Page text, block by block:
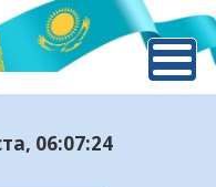
, 06:07:25